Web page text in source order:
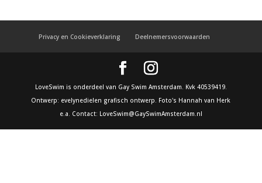
Privacy en Cookieverklaring Deelnemersvoorwaarden
LoveSwim is onderdeel van Gay Swim Amsterdam. Kvk 40539419.
Ontwerp: evelynedielen grafisch ontwerp. Foto's Hannah van Herk
e.a. Contact: LoveSwim@GaySwimAmsterdam.nl